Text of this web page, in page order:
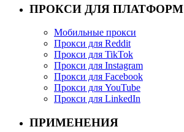
ПРОКСИ ДЛЯ ПЛАТФОРМ
Мобильные прокси
Прокси для Reddit
Прокси для TikTok
Прокси для Instagram
Прокси для Facebook
Прокси для YouTube
Прокси для LinkedIn
ПРИМЕНЕНИЯ